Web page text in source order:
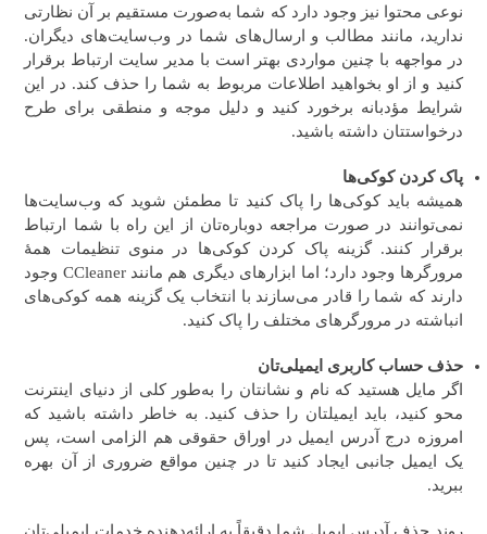
نوعی محتوا نیز وجود دارد که شما به‌صورت مستقیم بر آن نظارتی
ندارید، مانند مطالب و ارسال‌های شما در وب‌سایت‌های دیگران.
در مواجهه با چنین مواردی بهتر است با مدیر سایت ارتباط برقرار
کنید و از او بخواهید اطلاعات مربوط به شما را حذف کند. در این
شرایط مؤدبانه برخورد کنید و دلیل موجه و منطقی برای طرح
درخواستتان داشته باشید.
پاک کردن کوکی‌ها
همیشه باید کوکی‌ها را پاک کنید تا مطمئن شوید که وب‌سایت‌ها
نمی‌توانند در صورت مراجعه دوباره‌تان از این راه با شما ارتباط
برقرار کنند. گزینه پاک کردن کوکی‌ها در منوی تنظیمات همهٔ
مرورگرها وجود دارد؛ اما ابزارهای دیگری هم مانند CCleaner وجود
دارند که شما را قادر می‌سازند با انتخاب یک گزینه همه کوکی‌های
انباشته در مرورگرهای مختلف را پاک کنید.
حذف حساب کاربری ایمیلی‌تان
اگر مایل هستید که نام و نشانتان را به‌طور کلی از دنیای اینترنت
محو کنید، باید ایمیلتان را حذف کنید. به خاطر داشته باشید که
امروزه درج آدرس ایمیل در اوراق حقوقی هم الزامی است، پس
یک ایمیل جانبی ایجاد کنید تا در چنین مواقع ضروری از آن بهره
ببرید.
روند حذف آدرس ایمیل شما دقیقاً به ارائه‌دهنده خدمات ایمیلی‌تان